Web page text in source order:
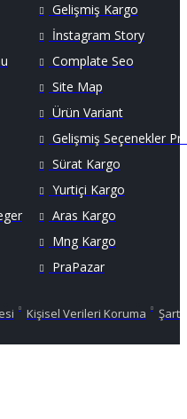
Gelişmiş Kargo
İnstagram Story
Complate Seo
Site Map
Ürün Variant
Gelişmiş Seçenekler
Sürat Kargo
Yurtiçi Kargo
Aras Kargo
Mng Kargo
PraPazar
Kişisel Verileri Koruma